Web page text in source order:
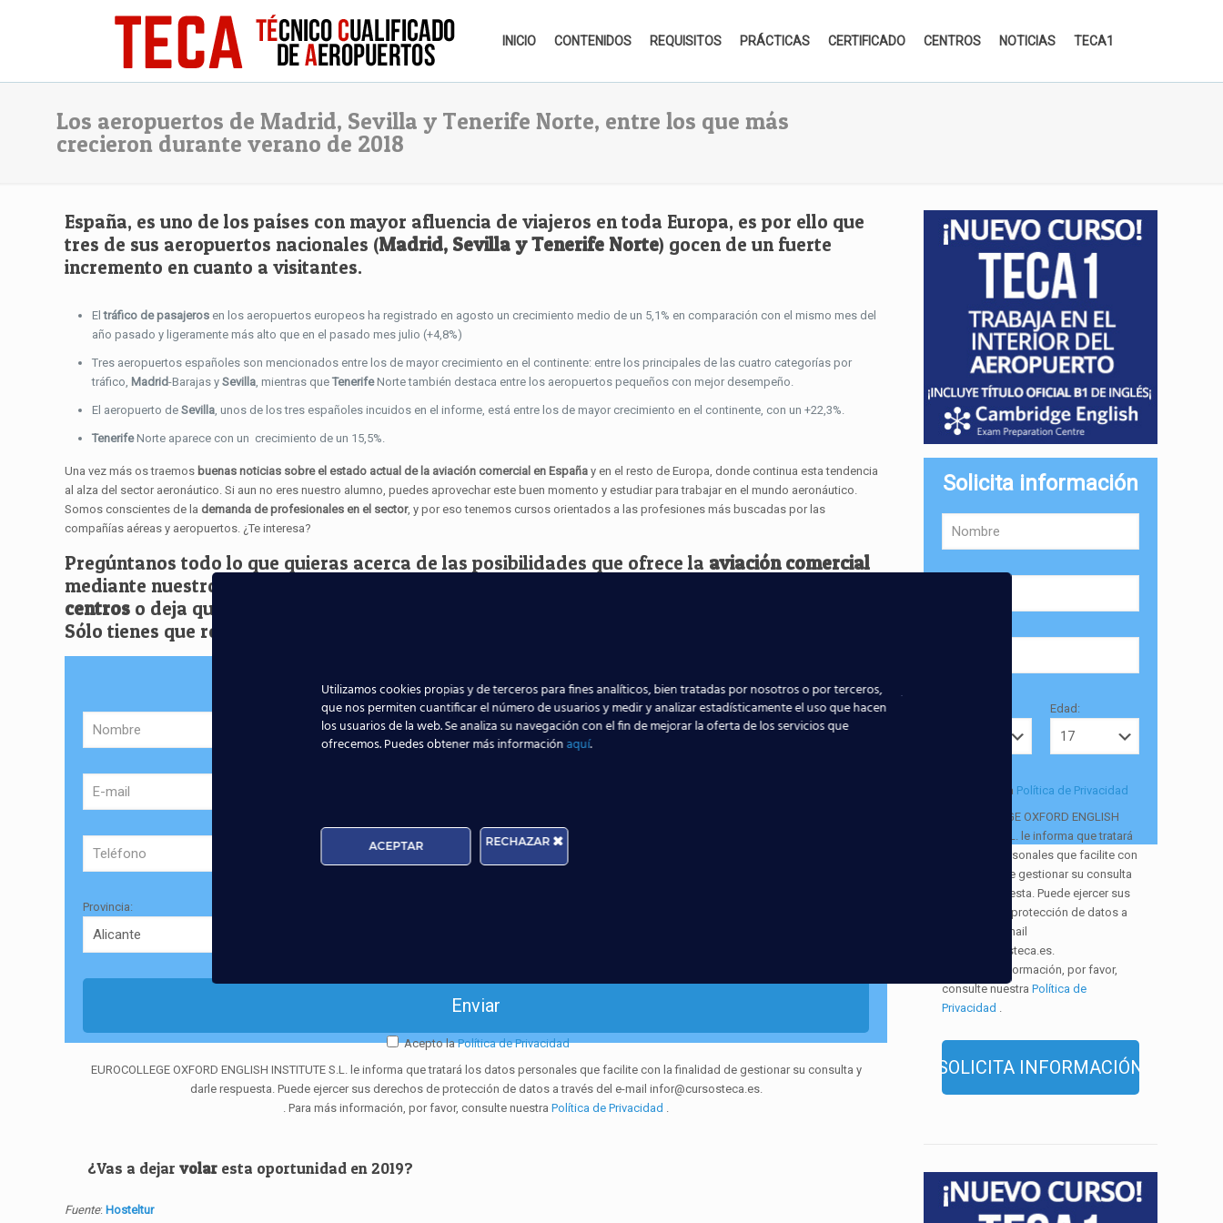
INICIO CONTENIDOS REQUISITOS PRÁCTICAS CERTIFICADO CENTROS NOTICIAS TECA1
Los aeropuertos de Madrid, Sevilla y Tenerife Norte, entre los que más
crecieron durante verano de 2018
España, es uno de los países con mayor afluencia de viajeros en toda Europa, es por ello que
tres de sus aeropuertos nacionales (Madrid, Sevilla y Tenerife Norte) gocen de un fuerte
incremento en cuanto a visitantes.
Eltráfico de pasajeros en los aeropuertos europeos ha registrado en agosto un crecimiento medio de un 5,1% en comparación con el mismo mes del
año pasado y ligeramente más alto que en el pasado mes julio (+4,8%)
Tres aeropuertos españoles son mencionados entre los de mayor crecimiento en el continente: entre los principales de las cuatro categorías por
tráfico, Madrid-Barajas ySevilla, mientras queTenerifeNorte también destaca entre los aeropuertos pequeños con mejor desempeño.
El aeropuerto deSevilla, unos de los tres españoles incuidos en el informe, está entre los de mayor crecimiento en el continente, con un +22,3%.
TenerifeNorte aparece con un crecimiento de un 15,5%.
Una vez más os traemos buenas noticias sobre el estado actual de la aviación comercial en España y en el resto de Europa, donde continua esta tendencia
al alza del sector aeronáutico. Si aun no eres nuestro alumno, puedes aprovechar este buen momento y estudiar para trabajar en el mundo aeronáutico.
Somos conscientes de la demanda de profesionales en el sector, y por eso tenemos cursos orientados a las profesiones más buscadas por las
compañías aéreas y aeropuertos. ¿Te interesa?
Pregúntanos todo lo que quieras acerca de las posibilidades que ofrece la aviación comercial
mediante nuestro número de teléfono gratuito
centros o deja que seamos nosotros los que nos pongamos en
Sólo tienes que rellenar este
Solicita información
Provincia:
Acepto laPolítica de Privacidad
EUROCOLLEGE OXFORD ENGLISH INSTITUTE S.L. le informa que tratará los datos personales que facilite con la finalidad de gestionar su consulta y
darle respuesta. Puede ejercer sus derechos de protección de datos a través del e-mail infor@cursosteca.es.
. Para más información, por favor, consulte nuestraPolítica de Privacidad .
¿Vas a dejarvolar esta oportunidad en 2019?
Fuente: Hosteltur
Solicita información
Edad:
Acepto la Política de Privacidad
EUROCOLLEGE OXFORD ENGLISH
INSTITUTE S.L. le informa que tratará
los datos personales que facilite con
la finalidad de gestionar su consulta
y darle respuesta. Puede ejercer sus
derechos de protección de datos a
través del e-mail
infor@cursosteca.es.
. Para más información, por favor,
consulte nuestraPolítica de
Privacidad
Utilizamos cookies propias y de terceros para fines analíticos, bien tratadas por nosotros o por terceros,
que nos permiten cuantificar el número de usuarios y medir y analizar estadísticamente el uso que hacen
los usuarios de la web. Se analiza su navegación con el fin de mejorar la oferta de los servicios que
ofrecemos. Puedes obtener más informaciónaquí.
ACEPTAR RECHAZAR